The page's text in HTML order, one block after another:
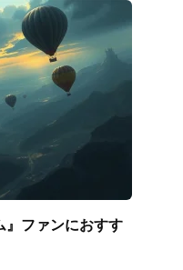
』ファンにおすす